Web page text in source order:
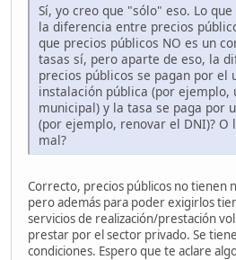
Sí, yo creo que "sólo" eso. Lo
la diferencia entre precios
que precios públicos NO es un
tasas sí, pero aparte de eso, la
precios públicos se pagan por el
instalación pública (por ejemplo,
municipal) y la tasa se paga por
(por ejemplo, renovar el DNI)? O
mal?
Correcto, precios públicos no tienen
pero además para poder exigirlos
servicios de realización/prestación
prestar por el sector privado. Se
condiciones. Espero que te aclare